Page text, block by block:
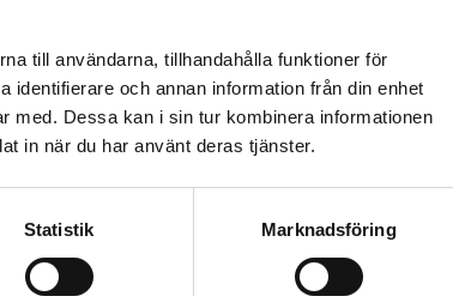
till användarna, tillhandahålla funktioner för
och annan information från din enhet
med. Dessa kan i sin tur kombinera informationen
in när du har använt deras tjänster.
Statistik Marknadsföring